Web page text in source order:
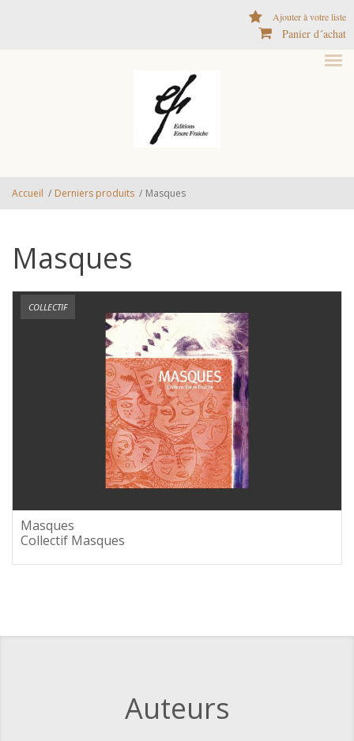
Ajouter à votre liste
Panier d´achat
Accueil / Derniers produits / Masques
Masques
COLLECTIF
Masques
Collectif Masques
Auteurs